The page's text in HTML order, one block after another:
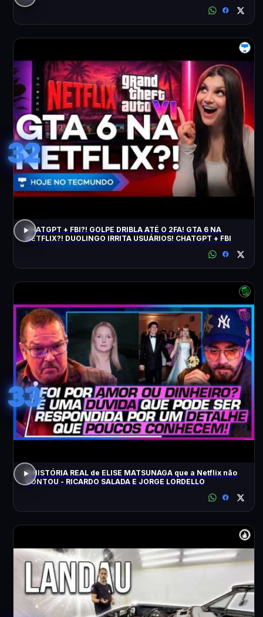
32
CHATGPT + FBI?! GOLPE DRIBLA ATÉ O 2FA! GTA 6 NA
NETFLIX?! DUOLINGO IRRITA USUÁRIOS! CHATGPT + FBI
33
A HISTÓRIA REAL de ELISE MATSUNAGA que a Netflix não
CONTOU - RICARDO SALADA E JORGE LORDELLO